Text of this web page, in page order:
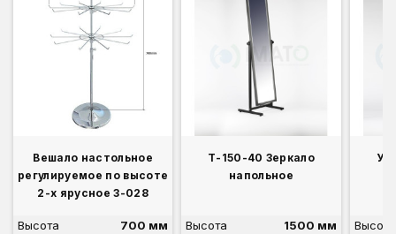
Вешало настольное
регулируемое по высоте
2-х ярусное 3-028
Высота
700 мм
Т-150-40 Зеркало
напольное
Высота
1500 мм
У-
Высота